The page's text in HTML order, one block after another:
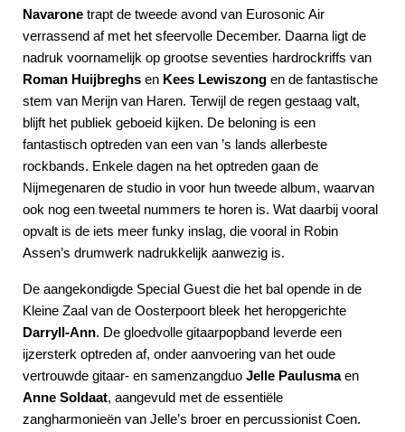
Navarone trapt de tweede avond van Eurosonic Air
verrassend af met het sfeervolle December. Daarna ligt de
nadruk voornamelijk op grootse seventies hardrockriffs van
Roman Huijbreghs en Kees Lewiszong en de fantastische
stem van Merijn van Haren. Terwijl de regen gestaag valt,
blijft het publiek geboeid kijken. De beloning is een
fantastisch optreden van een van ’s lands allerbeste
rockbands. Enkele dagen na het optreden gaan de
Nijmegenaren de studio in voor hun tweede album, waarvan
ook nog een tweetal nummers te horen is. Wat daarbij vooral
opvalt is de iets meer funky inslag, die vooral in Robin
Assen’s drumwerk nadrukkelijk aanwezig is.
De aangekondigde Special Guest die het bal opende in de
Kleine Zaal van de Oosterpoort bleek het heropgerichte
Darryll-Ann. De gloedvolle gitaarpopband leverde een
ijzersterk optreden af, onder aanvoering van het oude
vertrouwde gitaar- en samenzangduo Jelle Paulusmaen
Anne Soldaat, aangevuld met de essentiële
zangharmonieën van Jelle’s broer en percussionist Coen.